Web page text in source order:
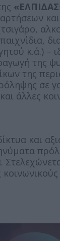
κ.ά.) –
της
της
σε
άλλες
και